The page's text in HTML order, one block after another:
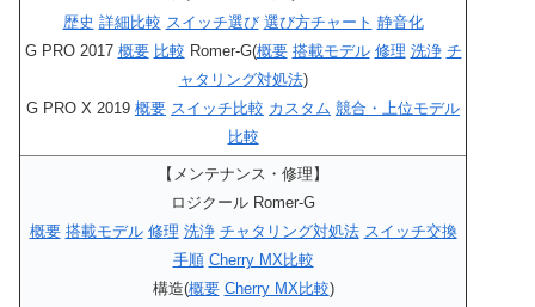
歴史 詳細比較 スイッチ選び 選び方チャート 静音化
G PRO 2017 概要 比較 Romer-G(概要 搭載モデル 修理 洗浄 チ
ャタリング対処法)
G PRO X 2019 概要 スイッチ比較 カスタム 競合・上位モデル
比較
【メンテナンス・修理】
ロジクール Romer-G
概要 搭載モデル 修理 洗浄 チャタリング対処法 スイッチ交換
手順 Cherry MX比較
構造(概要 Cherry MX比較)